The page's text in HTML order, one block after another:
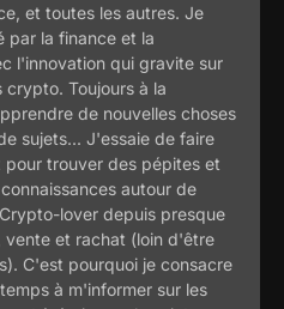
et toutes les autres. Je
par la finance et la
l'innovation qui gravite sur
Toujours à la
de nouvelles choses
sujets... J'essaie de faire
pour trouver des pépites et
autour de
lover depuis presque
vente et rachat (loin d'être
C'est pourquoi je consacre
à m'informer sur les